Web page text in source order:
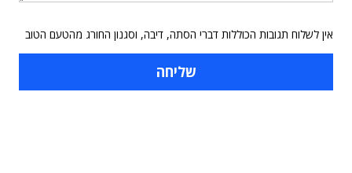
אין לשלוח תגובות הכוללות דברי הסתה, דיבה, וסגנון החורג מהטעם הטוב